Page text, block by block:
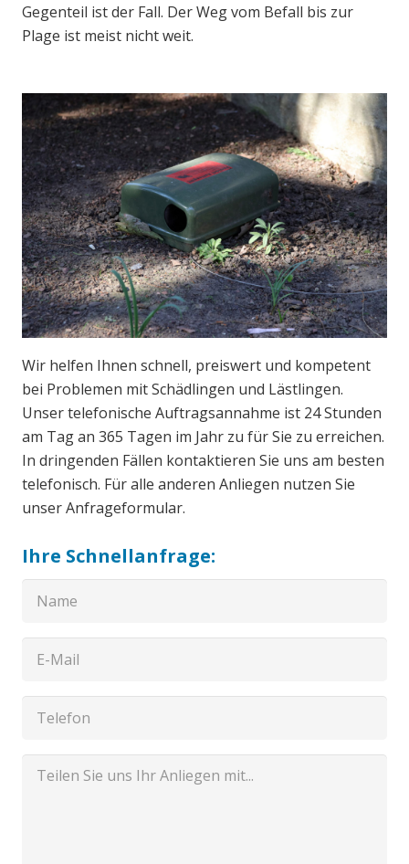
Gegenteil ist der Fall. Der Weg vom Befall bis zur
Plage ist meist nicht weit.
Wir helfen Ihnen schnell, preiswert und kompetent
bei Problemen mit Schädlingen und Lästlingen.
Unser telefonische Auftragsannahme ist 24 Stunden
am Tag an 365 Tagen im Jahr zu für Sie zu erreichen.
In dringenden Fällen kontaktieren Sie uns am besten
telefonisch. Für alle anderen Anliegen nutzen Sie
unser Anfrageformular.
Ihre Schnellanfrage: